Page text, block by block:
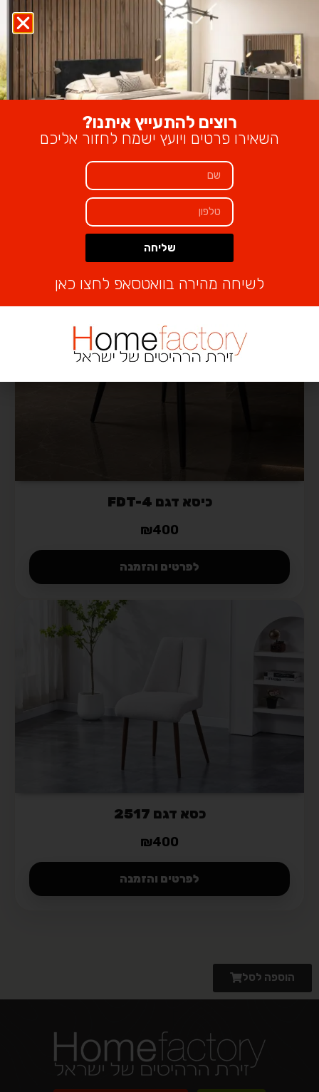
כיסא דגם FDT-3
400
כיסא דגם FDT-4
₪400
כסא דגם 2517
₪400
הוספה לסל
רוצים להתעייץ איתנו?
השאירו פרטים ויועץ ישמח לחזור אליכם
שליחה
לשיחה מהירה בוואטסאפ לחצו כאן